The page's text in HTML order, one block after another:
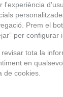
0,2 - 1,1 g
42,8 - 62,9 g
0 - 2,8 g
l'experiència
Prem el
per configurar
revisar tota la
en
de cookies.